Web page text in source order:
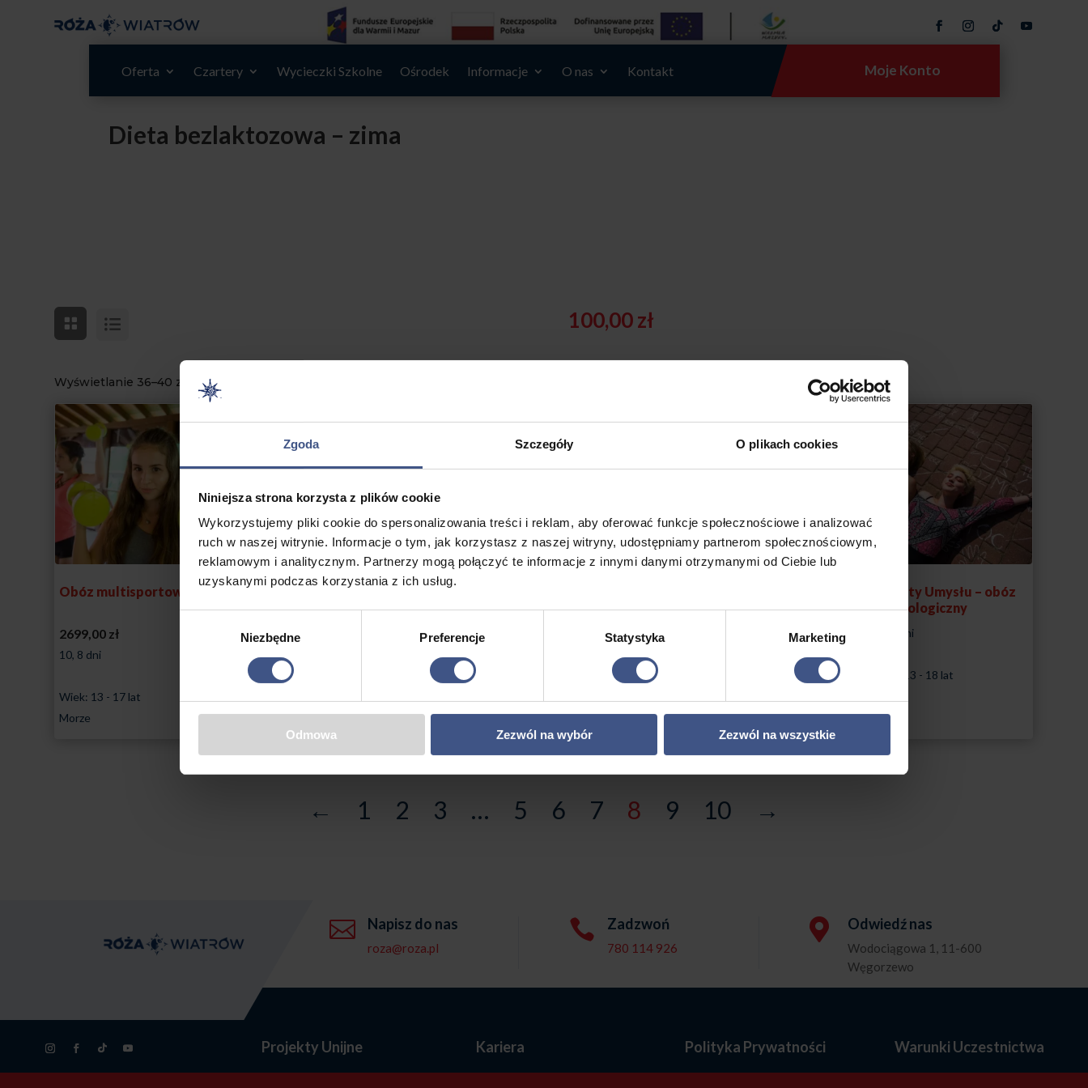
Zgoda Szczegóły O plikach cookies
Niniejsza strona korzysta z plików cookie
Wykorzystujemy pliki cookie do spersonalizowania treści i reklam, aby oferować funkcje społecznościowe i analizować
ruch w naszej witrynie. Informacje o tym, jak korzystasz z naszej witryny, udostępniamy partnerom społecznościowym,
reklamowym i analitycznym. Partnerzy mogą połączyć te informacje z innymi danymi otrzymanymi od Ciebie lub
uzyskanymi podczas korzystania z ich usług.
Niezbędne Preferencje Statystyka Marketing
Odmowa Zezwól na wybór Zezwól na wszystkie
Oferta Czartery Wycieczki Szkolne Ośrodek Informacje O nas Kontakt Moje Konto
Dieta bezlaktozowa – zima
100,00zł
Wyświetlanie 36–40 z 46 wyników
Obóz multisportowców
2699,00 zł
10, 8 dni
Wiek: 13 - 17 lat
Morze
Obóz samoobrony dla
chłopaków
2699,00
10, 8 dni
dziewczyn
2699,00
10, 8 dni
Morze
Morze
Sekrety Umysłu – obóz
psychologiczny
10, 8 dni
Wiek: 13 - 18 lat
← 1 2 3 … 5 6 7 8 9 10 →
 Napisz do nas
roza@roza.pl
 Zadzwoń
780 114 926
 Odwiedź nas
Wodociągowa 1, 11-600
Węgorzewo
Projekty Unijne Kariera Polityka Prywatności Warunki Uczestnictwa